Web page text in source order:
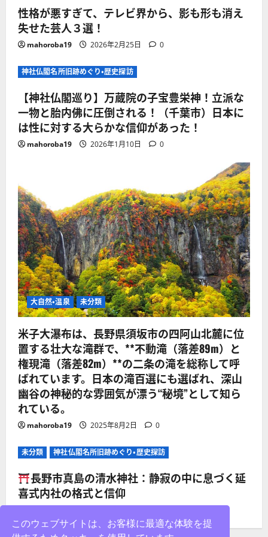
性格が悪すぎて、テレビ界から、影も形も消え
失せた芸人３選！
mahoroba19 2026年2月25日 0
神社仏閣名所旧跡めぐり・歴史探訪
【神社仏閣巡り】万蔵院の子宝豊栄神！立派な
一物と胎内佛に圧倒される！（千葉市）日本に
は性に対する大らかな信仰があった！
mahoroba19 2026年1月10日 0
大自然・温泉 未分類
米子大瀑布は、長野県須坂市の四阿山北麓に位
置する壮大な滝群で、**不動滝（落差89m）と
権現滝（落差82m）**の二条の滝を総称して呼
ばれています。日本の滝百選にも選ばれ、深山
幽谷の神秘的な雰囲気が漂う“秘境”として知ら
れている。
mahoroba19 2025年8月2日 0
未分類 神社仏閣名所旧跡めぐり・歴史探訪
長野市真島の清水神社：静寂の中に息づく延
喜式内社の格式と信仰
このウェブサイトは、お客様に最適な体験を提